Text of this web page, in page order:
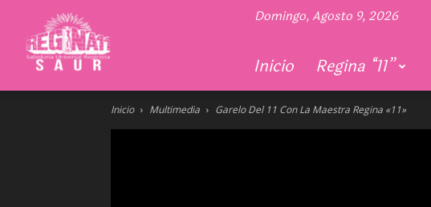
Domingo, Agosto 9, 2026
Inicio Regina “11”
Inicio Multimedia Garelo Del 11 Con La Maestra Regina «11»